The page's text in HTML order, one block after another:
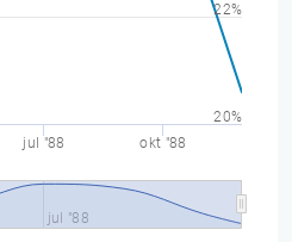
jul "88 okt "88
jul "88
20%
22%